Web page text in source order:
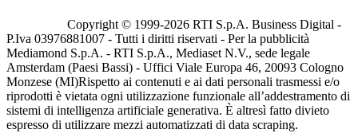
Copyright © 1999-2026 RTI S.p.A. Business Digital -
P.Iva 03976881007 - Tutti i diritti riservati - Per la pubblicità
Mediamond S.p.A. - RTI S.p.A., Mediaset N.V., sede legale
Amsterdam (Paesi Bassi) - Uffici Viale Europa 46, 20093 Cologno
Monzese (MI)Rispetto ai contenuti e ai dati personali trasmessi e/o
riprodotti è vietata ogni utilizzazione funzionale all’addestramento di
sistemi di intelligenza artificiale generativa. È altresì fatto divieto
espresso di utilizzare mezzi automatizzati di data scraping.